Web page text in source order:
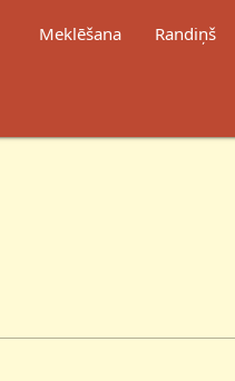
Meklēšana Randiņš